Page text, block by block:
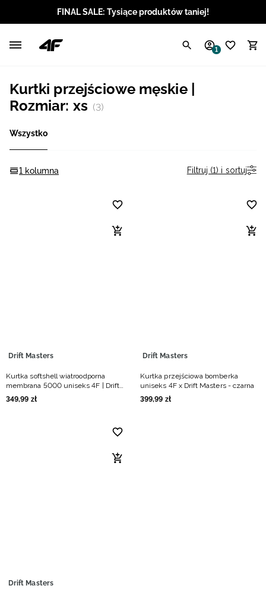
FINAL SALE: Tysiące produktów taniej!
1
Kurtki przejściowe męskie |
Rozmiar: xs (3)
Wszystko
1 kolumna Filtruj (1) i sortuj
Drift Masters
Kurtka softshell wiatroodporna
membrana 5000 uniseks 4F | Drift
Masters - czarna
349,99 zł
Drift Masters
Kurtka przejściowa bomberka
uniseks 4F x Drift Masters - czarna
399,99 zł
Drift Masters
Angielski / USD